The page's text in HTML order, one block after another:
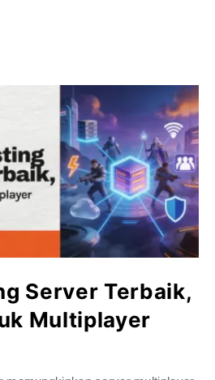
Server Terbaik,
Multiplayer